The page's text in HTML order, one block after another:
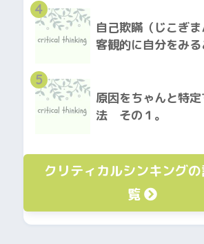
4
自己欺瞞（じこぎ
客観的に自分をみる
5
原因をちゃんと特
法 その１。
クリティカルシンキング
覧